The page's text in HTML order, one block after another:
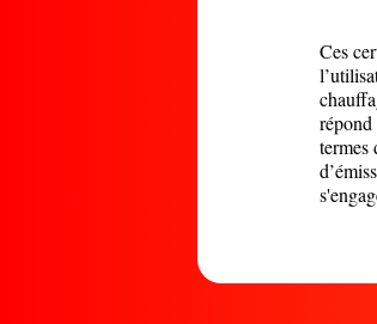
Ces
répond
termes